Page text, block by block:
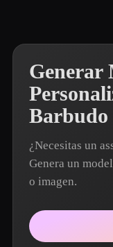
Generar
Barbudo
¿Necesitas un
Genera un
o imagen.